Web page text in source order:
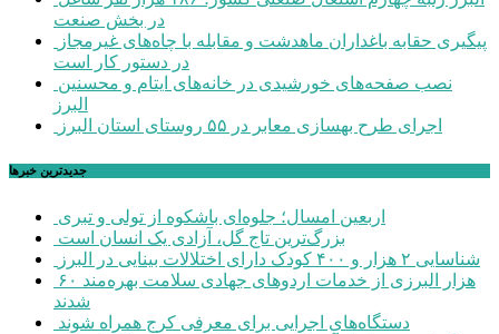
در بخش صنعت
در دستور کار است
البرز
اجرای طرح بهسازی معابر در ۵۵ روستای استان البرز
جديدترين خبرها
اربعین امسال؛ جلوه‌ای باشکوه از تولی و تبری
بزرگ‌ترین تاج گل، آزادی یک انسان است
شناسایی ۲ هزار و ۴۰۰ کودک دارای اختلالات بینایی در البرز
۶۰ هزار البرزی از خدمات اردوهای جهادی سلامت بهره‌مند
شدند
دستگاه‌های اجرایی برای معرفی کرج همراه شوند